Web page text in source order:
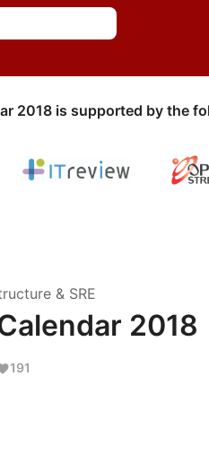
2018 is supported by the
& SRE
2018
191